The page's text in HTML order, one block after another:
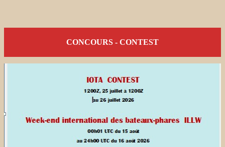
CONCOURS - CONTEST